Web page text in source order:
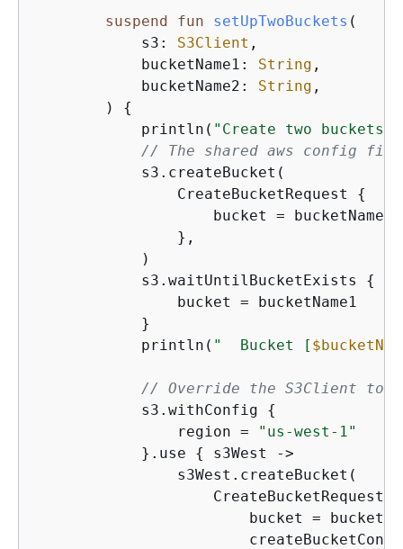
suspend fun setUpTwoBuckets (
            s3:
S3Client ,
            bucketName1:
String ,
            bucketName2:
String ,
        )
{
            println(
"Create two
// The shared aws config
            s3.createBucket(
                CreateBucketRequest
{
                    bucket = bucketName1
                },
            )
            s3.waitUntilBucketExists
{
                bucket = bucketName1
            }
            println(
"  Bucket [
// Override the S3Client to
            s3.withConfig
{
                region =
"us-west-1"
            }.use
{
s3West ->
                s3West.createBucket(
                    CreateBucketRequest
bucket =